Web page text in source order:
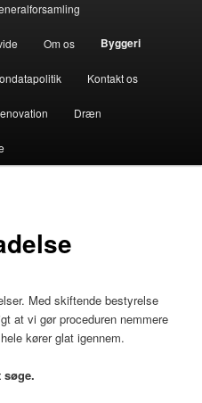
Om os Byggeri
Kontakt os
Dræn
Med skiftende bestyrelse
at vi gør proceduren nemmere
kører glat igennem.
søge.